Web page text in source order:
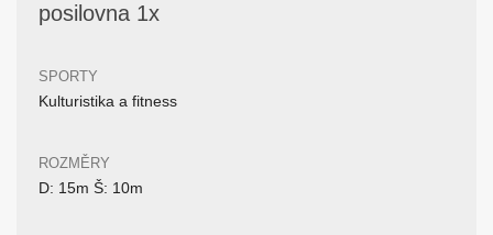
posilovna 1x
SPORTY
Kulturistika a fitness
ROZMĚRY
D: 15m Š: 10m